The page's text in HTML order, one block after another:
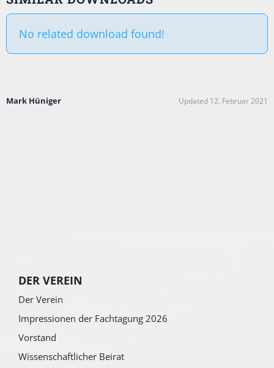
No related download found!
Mark Hüniger Updated 12. Februar 2021
DER VEREIN
Der Verein
Impressionen der Fachtagung 2026
Vorstand
Wissenschaftlicher Beirat